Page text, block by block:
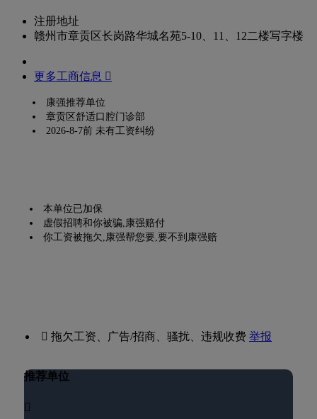
注册地址
赣州市章贡区长岗路华城名苑5-10、11、12二楼写字楼
更多工商信息 
康强推荐单位
章贡区舒适口腔门诊部
2026-8-7前 未有工资纠纷
本单位已加保
虚假招聘和你被骗,康强赔付
你工资被拖欠,康强帮您要,要不到康强赔
 拖欠工资、广告/招商、骚扰、违规收费举报
推荐单位
